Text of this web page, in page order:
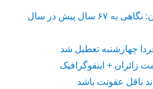
میدان بهارستان تهران: نگاهی به ۶۷ سال پیش در سال
چهارشنبه تعطیل شد
ناقل عفونت باشد